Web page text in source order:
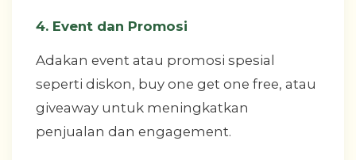
4. Event dan Promosi
Adakan event atau promosi spesial
seperti diskon, buy one get one free, atau
giveaway untuk meningkatkan
penjualan dan engagement.